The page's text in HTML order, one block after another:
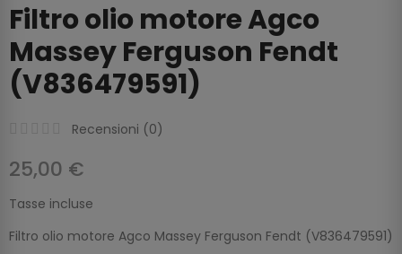
Filtro olio motore Agco
Massey Ferguson Fendt
(V836479591)
Recensioni (0)
25,00 €
Tasse incluse
Filtro olio motore Agco Massey Ferguson Fendt (V836479591)